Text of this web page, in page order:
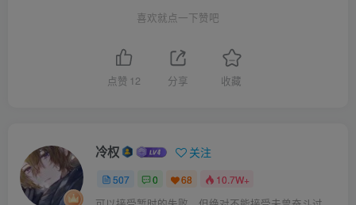
喜欢就点一下赞吧
点赞 12 分享 收藏
冷权 关注
507 0 68 10.7W+